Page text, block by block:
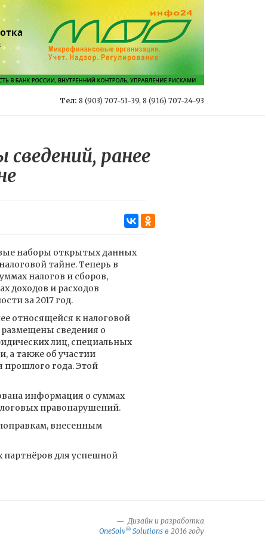
Тел: 8 (903) 707-51-39, 8 (916) 707-24-93
ранее
наборы открытых данных
тайне. Теперь в
налогов и сборов,
доходов и расходов
за 2017 год.
относящейся к налоговой
размещены сведения о
лиц, специальных
а также об участии
прошлого года. Этой
информация о суммах
правонарушений.
внесенным
для успешной
Дизайн и разработка
OneSolv® Solutions в 2016 году